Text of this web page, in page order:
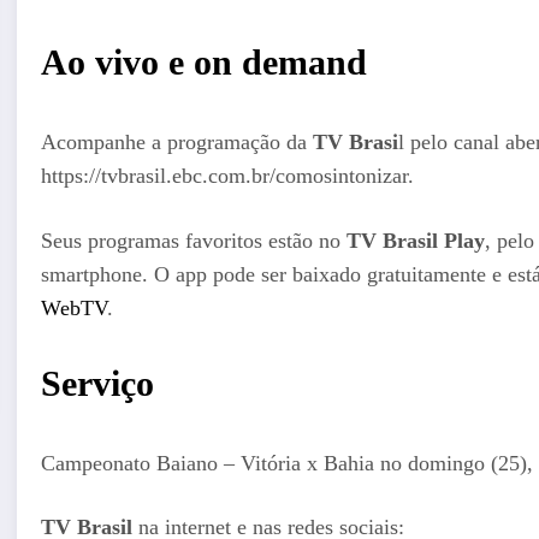
Ao vivo e on demand
Acompanhe a programação daTV Brasil pelo canal
https://tvbrasil.ebc.com.br/comosintonizar.
Seus programas favoritos estão noTV Brasil Play,
smartphone. O app pode ser baixado gratuitamente e
WebTV.
Serviço
Campeonato Baiano – Vitória x Bahia no domingo (25),
TV Brasil na internet e nas redes sociais: